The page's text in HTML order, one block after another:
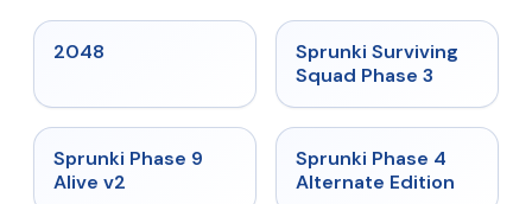
2048 ★ 4.7
Sprunki Surviving
Squad Phase 3
★
Sprunki Phase 9
Alive v2
★
Sprunki Phase 4
Alternate Edition